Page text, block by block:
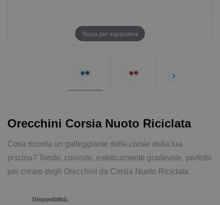
Tocca per espandere
Orecchini Corsia Nuoto Riciclata
Cosa ricorda un galleggiante delle corsie della tua
piscina? Tondo, colorato, esteticamente gradevole, perfetto
per creare degli Orecchini da Corsia Nuoto Riciclata
Disponibilità: